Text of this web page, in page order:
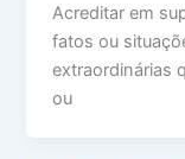
Acreditar em
fatos ou
extraordinárias
ou